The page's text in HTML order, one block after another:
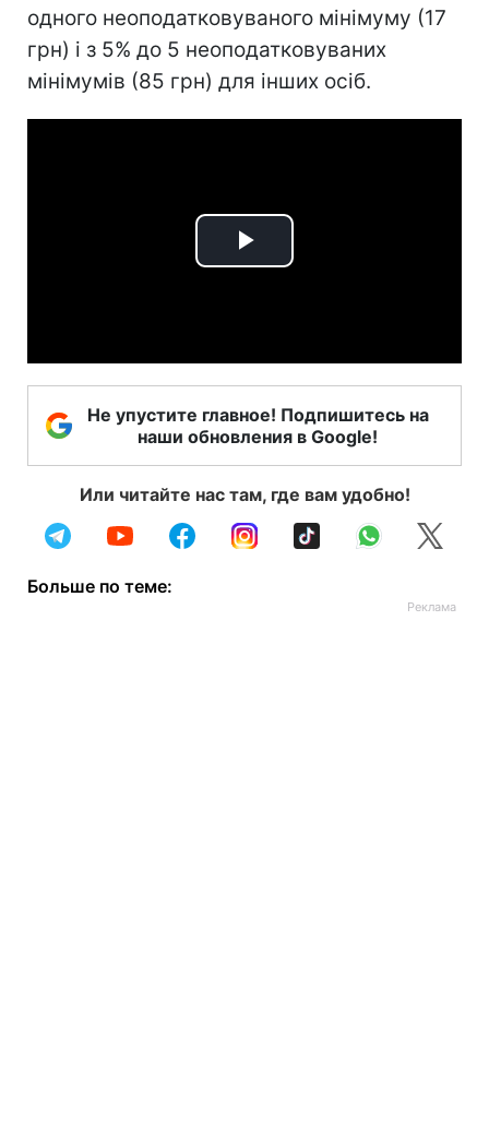
одного неоподатковуваного мінімуму (17
грн) і з 5% до 5 неоподатковуваних
мінімумів (85 грн) для інших осіб.
Play
Не упустите главное! Подпишитесь на
наши обновления в Google!
Или читайте нас там, где вам удобно!
Больше по теме: